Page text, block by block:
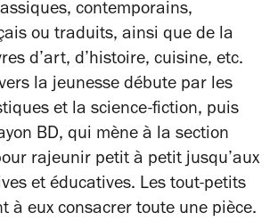
contemporains,
ou traduits, ainsi que de la
d’art, d’histoire, cuisine, etc.
la jeunesse débute par les
et la science-fiction, puis
BD, qui mène à la section
rajeunir petit à petit jusqu’aux
et éducatives. Les tout-petits
à eux consacrer toute une pièce.